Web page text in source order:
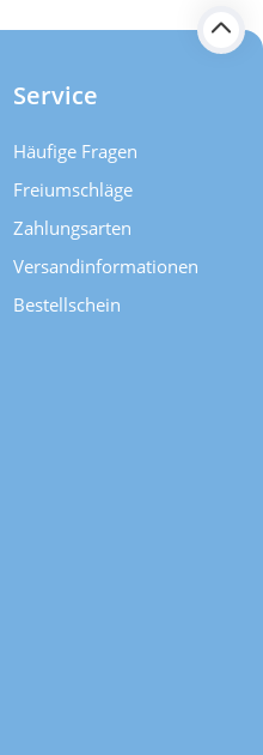
Service
Häufige Fragen
Freiumschläge
Zahlungsarten
Versand­informationen
Bestellschein